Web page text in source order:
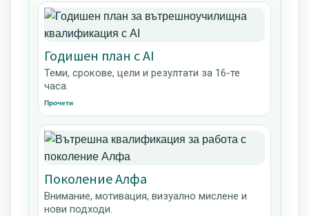
Годишен план с AI
Теми, срокове, цели и резултати за 16-те
часа.
Прочети
Поколение Алфа
Внимание, мотивация, визуално мислене и
нови подходи.